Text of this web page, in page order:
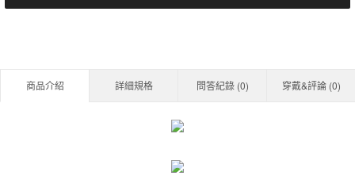
商品介紹 詳細規格 問答紀錄 (0) 穿戴&評論 (0)